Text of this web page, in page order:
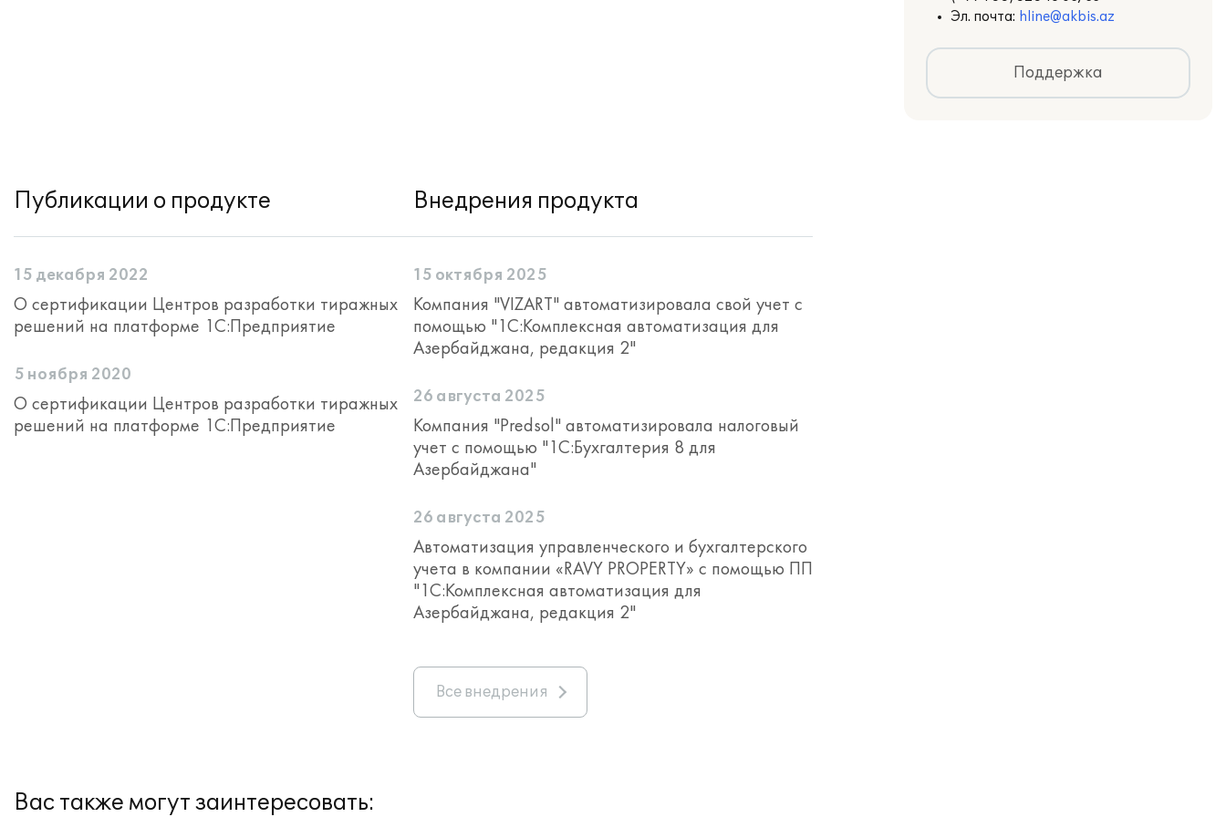
Эл. почта: hline@akbis.az
Поддержка
Публикации о продукте
15 декабря 2022
О сертификации Центров разработки тиражных
решений на платформе 1С:Предприятие
5 ноября 2020
О сертификации Центров разработки тиражных
решений на платформе 1С:Предприятие
Внедрения продукта
15 октября 2025
Компания "VIZART" автоматизировала свой учет с
помощью "1С:Комплексная автоматизация для
Азербайджана, редакция 2"
26 августа 2025
Компания "Predsol" автоматизировала налоговый
учет с помощью "1С:Бухгалтерия 8 для
Азербайджана"
26 августа 2025
Автоматизация управленческого и бухгалтерского
учета в компании «RAVY PROPERTY» c помощью ПП
"1С:Комплексная автоматизация для
Азербайджана, редакция 2"
Все внедрения
Вас также могут заинтересовать: